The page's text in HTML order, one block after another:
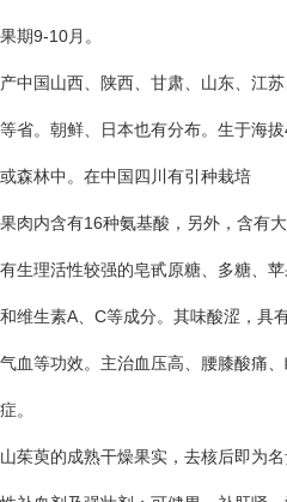
果期9-10月。
产中国山西、陕西、甘肃、山东、江
等省。朝鲜、日本也有分布。生于海
或森林中。在中国四川有引种栽培
果肉内含有16种氨基酸，另外，含有
有生理活性较强的皂甙原糖、多糖、
和维生素A、C等成分。其味酸涩，具
气血等功效。主治血压高、腰膝酸痛
症。
山茱萸的成熟干燥果实，去核后即为